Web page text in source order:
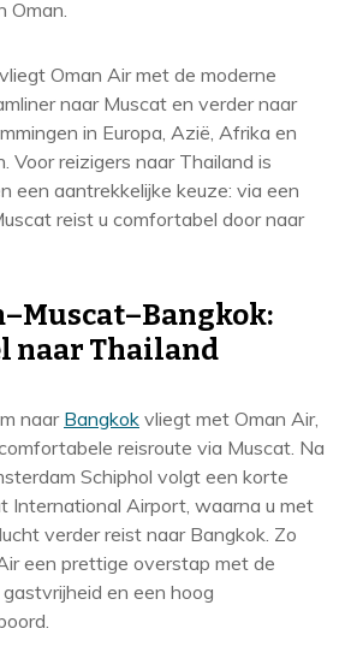
Oman.
Oman Air met de moderne
naar Muscat en verder naar
in Europa, Azië, Afrika en
Voor reizigers naar Thailand is
een aantrekkelijke keuze: via een
reist u comfortabel door naar
naar Thailand
naar Bangkok vliegt met Oman Air,
reisroute via Muscat. Na
Schiphol volgt een korte
International Airport, waarna u met
verder reist naar Bangkok. Zo
een prettige overstap met de
en een hoog